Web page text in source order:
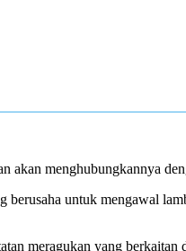
akan menghubungkannya
untuk mengawal
meragukan yang berkaitan